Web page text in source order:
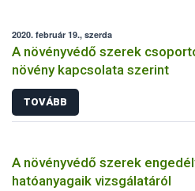
2020. február 19., szerda
A növényvédő szerek
növény kapcsolata szerint
TOVÁBB
A növényvédő szerek
hatóanyagaik vizsgálatáról